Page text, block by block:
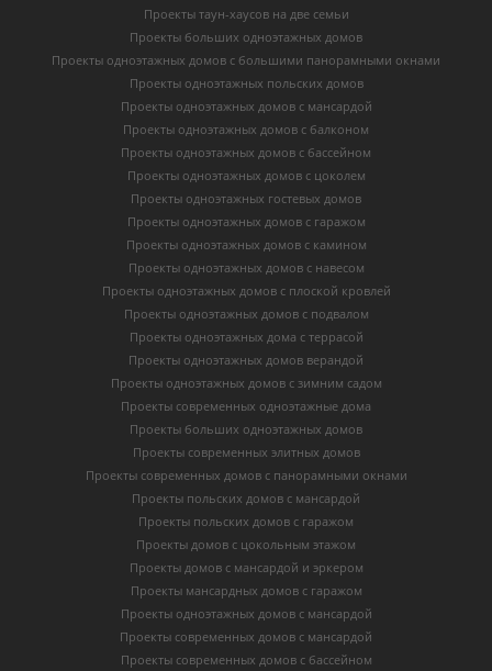
Проекты таун-хаусов на две семьи
Проекты больших одноэтажных домов
Проекты одноэтажных домов с большими панорамными окнами
Проекты одноэтажных польских домов
Проекты одноэтажных домов с мансардой
Проекты одноэтажных домов с балконом
Проекты одноэтажных домов с бассейном
Проекты одноэтажных домов с цоколем
Проекты одноэтажных гостевых домов
Проекты одноэтажных домов с гаражом
Проекты одноэтажных домов с камином
Проекты одноэтажных домов с навесом
Проекты одноэтажных домов с плоской кровлей
Проекты одноэтажных домов с подвалом
Проекты одноэтажных дома с террасой
Проекты одноэтажных домов верандой
Проекты одноэтажных домов с зимним садом
Проекты современных одноэтажные дома
Проекты больших одноэтажных домов
Проекты современных элитных домов
Проекты современных домов с панорамными окнами
Проекты польских домов с мансардой
Проекты польских домов с гаражом
Проекты домов с цокольным этажом
Проекты домов с мансардой и эркером
Проекты мансардных домов с гаражом
Проекты одноэтажных домов с мансардой
Проекты современных домов с мансардой
Проекты современных домов с бассейном